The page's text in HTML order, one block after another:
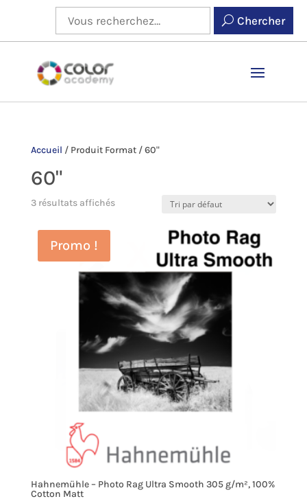
Chercher
Accueil / Produit Format/60"
60"
3 résultats affichés
Promo !
Hahnemühle – Photo Rag Ultra Smooth 305 g/m², 100%
Cotton Matt